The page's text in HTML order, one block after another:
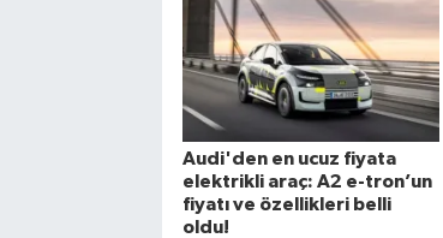
Audi'den en ucuz fiyata
elektrikli araç: A2 e-tron’un
fiyatı ve özellikleri belli
oldu!